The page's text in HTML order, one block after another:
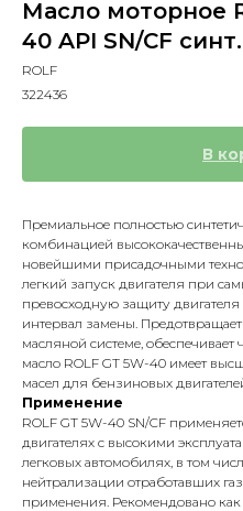
Масло моторное
40 API SN/CF
ROLF
322436
В
Премиальное полностью
комбинацией
новейшими присадочными
легкий запуск двигателя при
превосходную защиту
интервал замены.
масляной системе, обеспечивает
масло ROLF GT 5W-40 имеет
масел для бензиновых
Применение
ROLF GT 5W-40 SN/CF
двигателях с высокими
легковых автомобилях, в том
нейтрализации отработавших
применения. Рекомендовано как